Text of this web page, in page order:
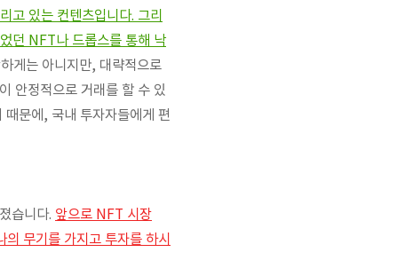
고 있는 컨텐츠입니다. 그리
던 NFT나 드롭스를 통해 낙
게는 아니지만, 대략적으로
안정적으로 거래를 할 수 있
문에, 국내 투자자들에게 편
습니다. 앞으로 NFT 시장
무기를 가지고 투자를 하시